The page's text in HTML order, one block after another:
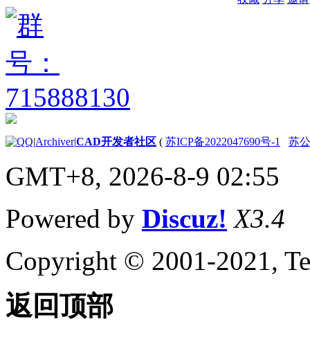
|Archiver|CAD开发者社区 ( 苏ICP备2022047690号-1 苏
GMT+8, 2026-8-9 02:55
Powered by Discuz! X3.4
Copyright © 2001-2021,
返回顶部